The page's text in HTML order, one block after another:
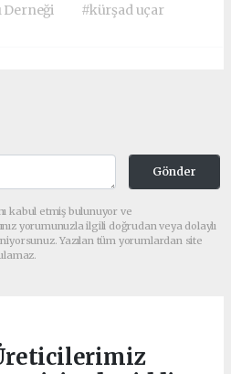
Derneği
#kürşad uçar
Gönder
kabul etmiş bulunuyor ve
yorumunuzla ilgili doğrudan veya dolaylı
Yazılan tüm yorumlardan site